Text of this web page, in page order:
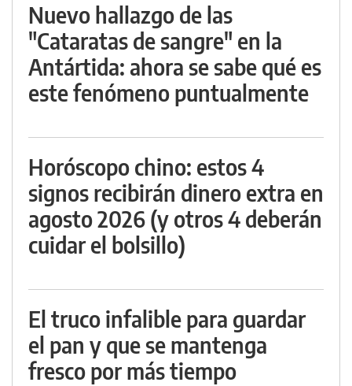
Nuevo hallazgo de las
"Cataratas de sangre" en la
Antártida: ahora se sabe qué es
este fenómeno puntualmente
Horóscopo chino: estos 4
signos recibirán dinero extra en
agosto 2026 (y otros 4 deberán
cuidar el bolsillo)
El truco infalible para guardar
el pan y que se mantenga
fresco por más tiempo